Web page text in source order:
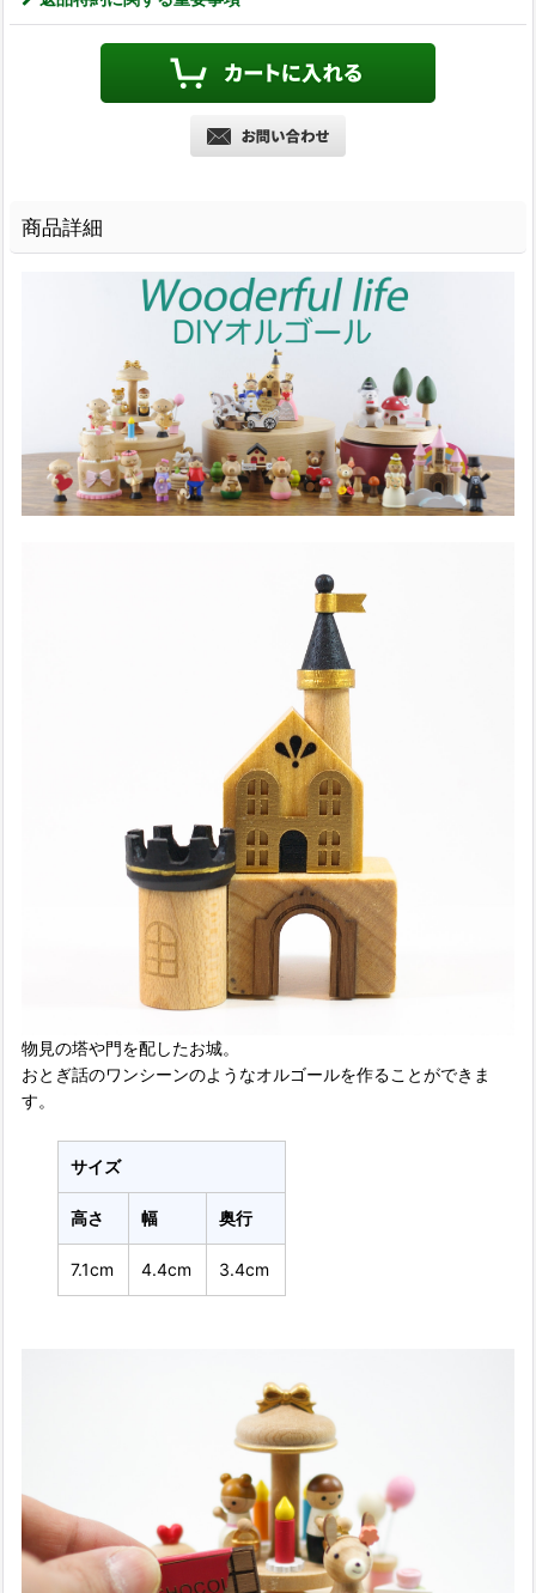
商品詳細
物見の塔や門を配したお城。
おとぎ話のワンシーンのようなオルゴールを作ることができま
す。
サイズ
高さ 幅 奥行
7.1cm 4.4cm 3.4cm